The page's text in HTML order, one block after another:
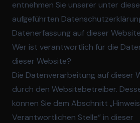
entnehmen Sie unserer unter
aufgeführten
Datenerfassung auf dieser Website
Wer ist verantwortlich für die
dieser Website?
Die Datenverarbeitung auf dieser
durch den Websitebetreiber.
können Sie dem Abschnitt
Verantwortlichen Stelle“ in dieser